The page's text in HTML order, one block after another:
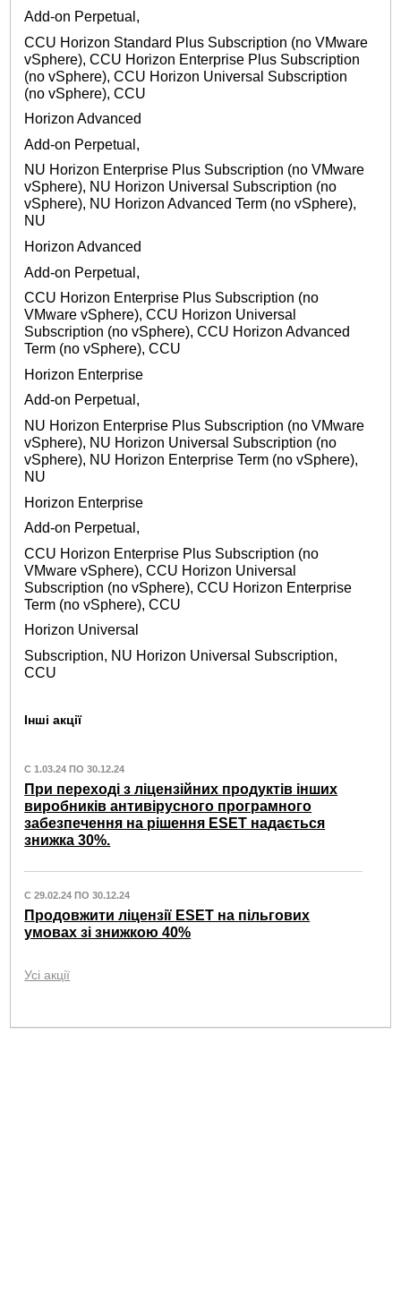
Add-on Perpetual,
CCU Horizon Standard Plus Subscription (no VMware
vSphere), CCU Horizon Enterprise Plus Subscription
(no vSphere), CCU Horizon Universal Subscription
(no vSphere), CCU
Horizon Advanced
Add-on Perpetual,
NU Horizon Enterprise Plus Subscription (no VMware
vSphere), NU Horizon Universal Subscription (no
vSphere), NU Horizon Advanced Term (no vSphere),
NU
Horizon Advanced
Add-on Perpetual,
CCU Horizon Enterprise Plus Subscription (no
VMware vSphere), CCU Horizon Universal
Subscription (no vSphere), CCU Horizon Advanced
Term (no vSphere), CCU
Horizon Enterprise
Add-on Perpetual,
NU Horizon Enterprise Plus Subscription (no VMware
vSphere), NU Horizon Universal Subscription (no
vSphere), NU Horizon Enterprise Term (no vSphere),
NU
Horizon Enterprise
Add-on Perpetual,
CCU Horizon Enterprise Plus Subscription (no
VMware vSphere), CCU Horizon Universal
Subscription (no vSphere), CCU Horizon Enterprise
Term (no vSphere), CCU
Horizon Universal
Subscription, NU Horizon Universal Subscription,
CCU
Інші акції
С 1.03.24 ПО 30.12.24
При переході з ліцензійних продуктів інших
виробників антивірусного програмного
забезпечення на рішення ESET надається
знижка 30%.
С 29.02.24 ПО 30.12.24
Продовжити ліцензії ESET на пільгових
умовах зі знижкою 40%
Усі акції